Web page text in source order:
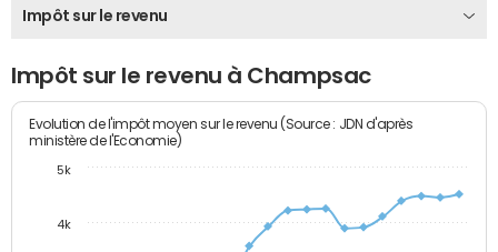
Impôt sur le revenu
Impôt sur le revenu à Champsac
Evolution de l'impôt moyen sur le revenu (Source : JDN d'après
ministère de l'Economie)
4k
5k